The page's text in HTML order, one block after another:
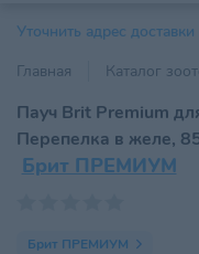
Уточнить адрес доставки
Главная
Каталог
Пауч Brit Premium
Перепелка в желе,
Брит ПРЕМИУМ
Брит ПРЕМИУМ